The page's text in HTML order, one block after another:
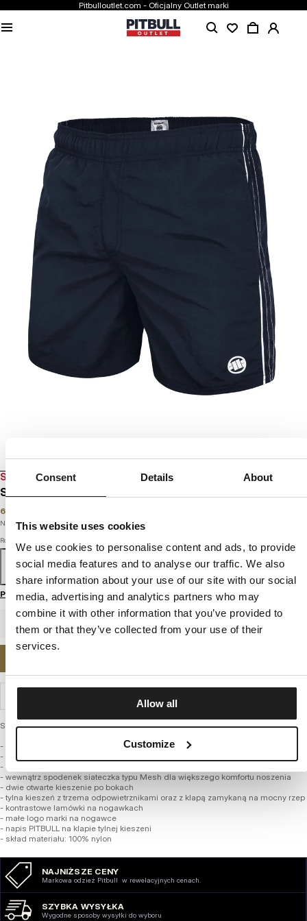
Consent Details About
This website uses cookies
We use cookies to personalise content and ads, to provide
social media features and to analyse our traffic. We also
share information about your use of our site with our social
media, advertising and analytics partners who may
combine it with other information that you’ve provided to
them or that they’ve collected from your use of their
services.
Allow all
Customize
Pitbulloutlet.com - Oficjalny Outlet marki
SALE
SZORTY KĄPIELOWE BARK II
69
Najniższa cena w okresie ostatnich 30 dni: 69
Rozmiar
S M L XL XXL 3XL
Przewodnik po rozmiarach
Szorty kąpielowe z kolekcji firmy PITBULL – Bark II
- klasyczny fason nad kolano z luźniejszymi nogawkami
- wykonane są z lekkiej przewiewnej tkaniny która bardzo szybko schnie
- szeroki elastyczny ściągacz w pasie z wiązaniem od wewnętrznej strony
- wewnątrz spodenek siateczka typu Mesh dla większego komfortu noszenia
- dwie otwarte kieszenie po bokach
- tylna kieszeń z trzema odpowietrznikami oraz z klapą zamykaną na mocny rzep
- kontrastowe lamówki na nogawkach
- małe logo marki na nogawce
- napis PITBULL na klapie tylnej kieszeni
- skład materiału: 100% nylon
NAJNIŻSZE CENY
Markowa odzież Pitbull w rewelacyjnych cenach.
SZYBKA WYSYŁKA
Wygodne sposoby wysyłki do wyboru